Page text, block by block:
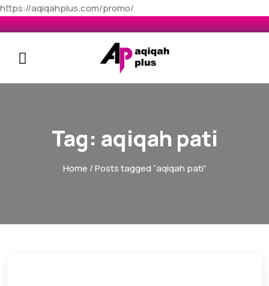
https://aqiqahplus.com/promo/
Tag: aqiqah pati
Home / Posts tagged “aqiqah pati”